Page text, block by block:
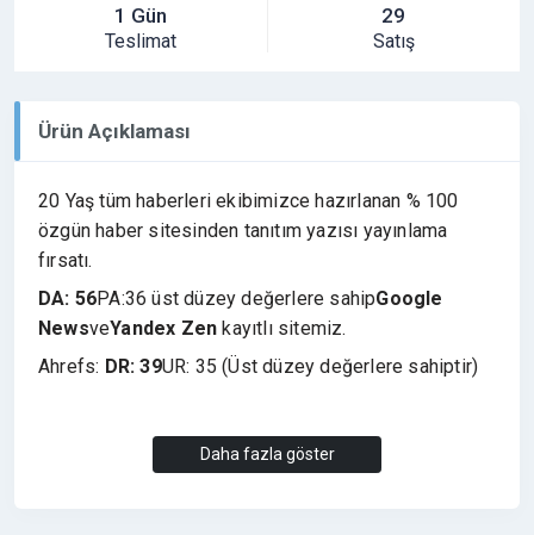
1 Gün
Teslimat
29
Satış
Ürün Açıklaması
20 Yaş tüm haberleri ekibimizce hazırlanan % 100
özgün haber sitesinden tanıtım yazısı yayınlama
fırsatı.
DA: 56PA:36 üst düzey değerlere sahipGoogle
NewsveYandex Zen kayıtlı sitemiz.
Ahrefs: DR: 39UR: 35 (Üst düzey değerlere sahiptir)
İllegal hiç bir site kabul edilmemektedir. Film, Dizi,
oyun indirme, kumar, bahis, büyü, medyum, casino,
Daha fazla göster